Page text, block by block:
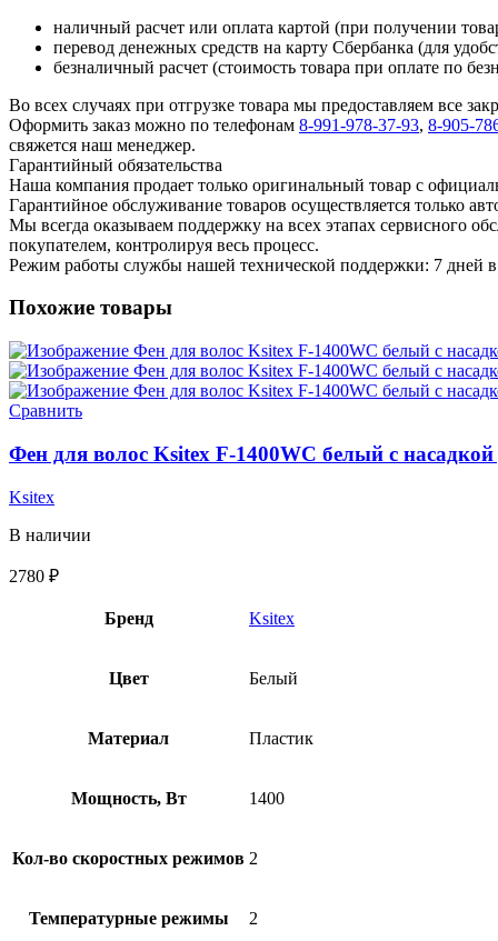
наличный расчет или оплата картой (при получении
перевод денежных средств на карту Сбербанка (для
безналичный расчет (стоимость товара при оплате по
Во всех случаях при отгрузке товара мы предоставляем все
Оформить заказ можно по телефонам 8-991-978-37-93, 8-905-
свяжется наш менеджер.
Гарантийный обязательства
Наша компания продает только оригинальный товар с
Гарантийное обслуживание товаров осуществляется только
Мы всегда оказываем поддержку на всех этапах сервисного
покупателем, контролируя весь процесс.
Режим работы службы нашей технической поддержки: 7 дней
Похожие товары
Сравнить
Фен для волос Ksitex F-1400WC белый с насадкой
Ksitex
В наличии
2780 ₽
Бренд Ksitex
Цвет Белый
Материал Пластик
Мощность, Вт 1400
Кол-во скоростных режимов 2
Температурные режимы 2